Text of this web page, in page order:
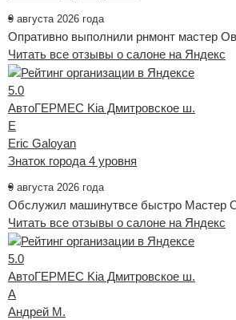
9 августа 2026 года
Опративно выполнили рнмонт мастер
Читать все отзывы о салоне на Яндекс
5.0
АвтоГЕРМЕС Kia Дмитровское ш.
E
Eric Galoyan
Знаток города 4 уровня
9 августа 2026 года
Обслужил машинутвсе быстро Мастер
Читать все отзывы о салоне на Яндекс
5.0
АвтоГЕРМЕС Kia Дмитровское ш.
А
Андрей М.